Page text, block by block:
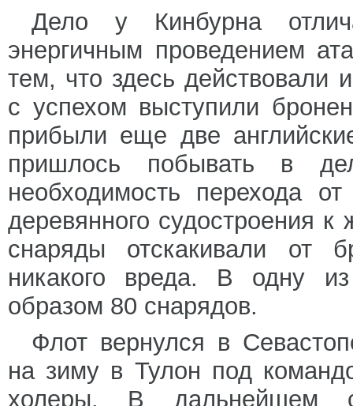
Дело у Кинбурна
энергичным проведением
тем, что здесь действовали
с успехом выступили
прибыли еще две
пришлось побывать в
необходимость перехода
деревянного судостроения
снаряды отскакивали от
никакого вреда. В одну
образом 80 снарядов.
Флот вернулся в
на зиму в Тулон под
холеры. В дальнейшем